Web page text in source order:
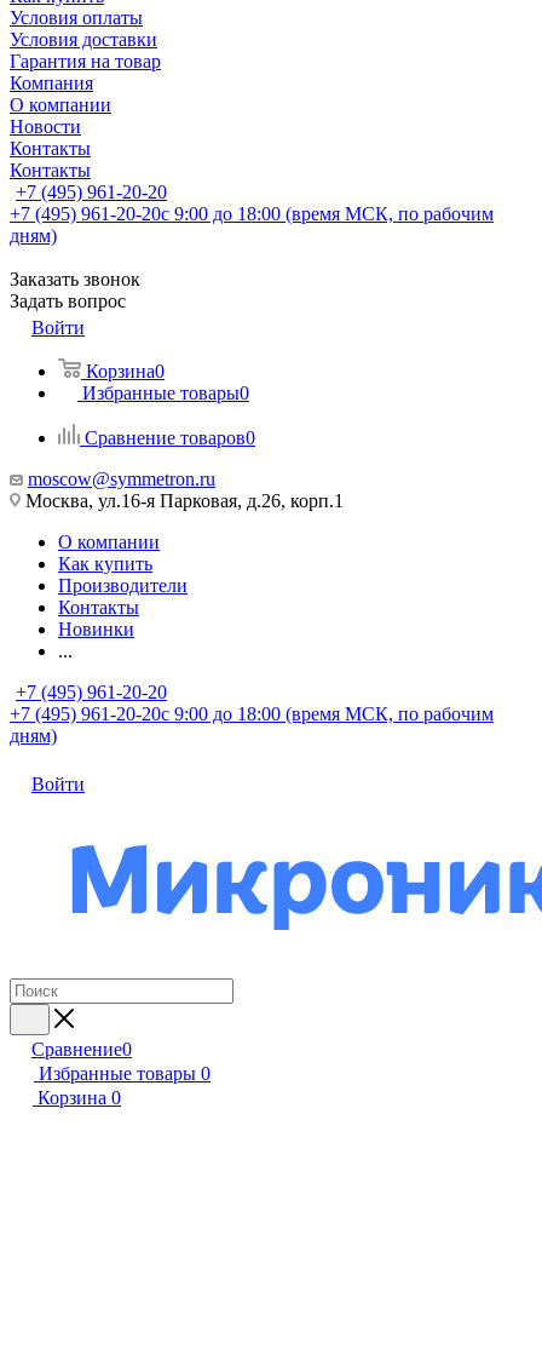
Условия оплаты
Условия доставки
Гарантия на товар
Компания
О компании
Новости
Контакты
Контакты
+7 (495) 961-20-20
+7 (495) 961-20-20с 9:00 до 18:00 (время МСК, по рабочим
дням)
Заказать звонок
Задать вопрос
Войти
Корзина0
Избранные товары0
Сравнение товаров0
moscow@symmetron.ru
Москва, ул.16-я Парковая, д.26, корп.1
О компании
Как купить
Производители
Контакты
Новинки
...
+7 (495) 961-20-20
+7 (495) 961-20-20с 9:00 до 18:00 (время МСК, по рабочим
дням)
Войти
Сравнение0
Избранные товары 0
Корзина 0